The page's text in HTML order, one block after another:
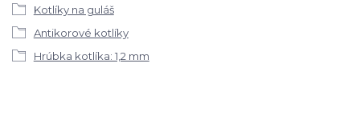
Kotlíky na guláš
Antikorové kotlíky
Hrúbka kotlíka: 1,2 mm